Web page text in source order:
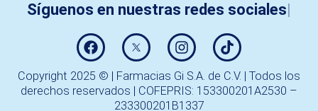
Síguenos en nuestras redes sociales
Copyright 2025 © | Farmacias Gi S.A. de C.V. | Todos los
derechos reservados | COFEPRIS: 153300201A2530 –
233300201B1337